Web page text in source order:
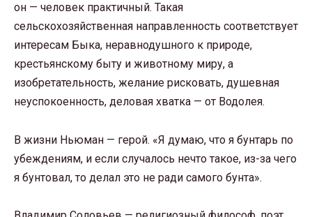
он — человек практичный. Такая
сельскохозяйственная направленность соответствует
интересам Быка, неравнодушного к природе,
крестьянскому быту и животному миру, а
изобретательность, желание рисковать, душевная
неуспокоенность, деловая хватка — от Водолея.
В жизни Ньюман — герой. «Я думаю, что я бунтарь по
убеждениям, и если случалось нечто такое, из-за чего
я бунтовал, то делал это не ради самого бунта».